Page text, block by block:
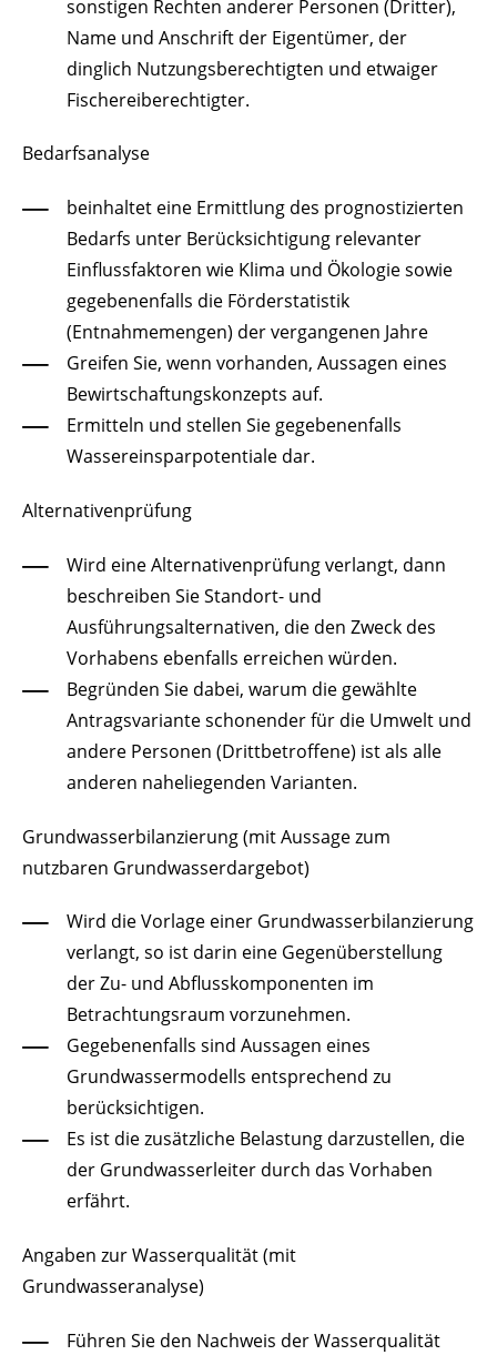
sonstigen Rechten anderer Personen (Dritter),
Name und Anschrift der Eigentümer, der
dinglich Nutzungsberechtigten und etwaiger
Fischereiberechtigter.
Bedarfsanalyse
beinhaltet eine Ermittlung des prognostizierten
Bedarfs unter Berücksichtigung relevanter
Einflussfaktoren wie Klima und Ökologie sowie
gegebenenfalls die Förderstatistik
(Entnahmemengen) der vergangenen Jahre
Greifen Sie, wenn vorhanden, Aussagen eines
Bewirtschaftungskonzepts auf.
Ermitteln und stellen Sie gegebenenfalls
Wassereinsparpotentiale dar.
Alternativenprüfung
Wird eine Alternativenprüfung verlangt, dann
beschreiben Sie Standort- und
Ausführungsalternativen, die den Zweck des
Vorhabens ebenfalls erreichen würden.
Begründen Sie dabei, warum die gewählte
Antragsvariante schonender für die Umwelt und
andere Personen (Drittbetroffene) ist als alle
anderen naheliegenden Varianten.
Grundwasserbilanzierung (mit Aussage zum
nutzbaren Grundwasserdargebot)
Wird die Vorlage einer Grundwasserbilanzierung
verlangt, so ist darin eine Gegenüberstellung
der Zu- und Abflusskomponenten im
Betrachtungsraum vorzunehmen.
Gegebenenfalls sind Aussagen eines
Grundwassermodells entsprechend zu
berücksichtigen.
Es ist die zusätzliche Belastung darzustellen, die
der Grundwasserleiter durch das Vorhaben
erfährt.
Angaben zur Wasserqualität (mit
Grundwasseranalyse)
Führen Sie den Nachweis der Wasserqualität